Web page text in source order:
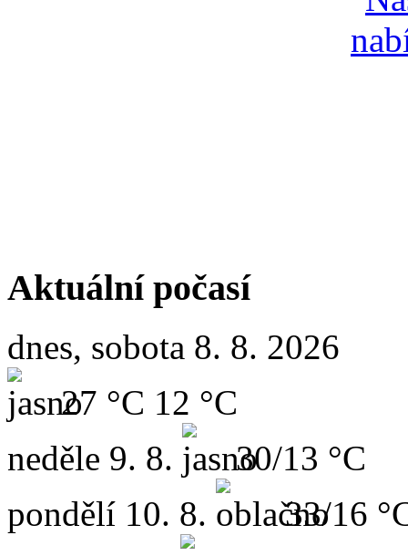
Aktuální počasí
dnes, sobota 8. 8. 2026
27 °C 12 °C
neděle 9. 8.
30/13 °C
pondělí 10. 8. 33/16